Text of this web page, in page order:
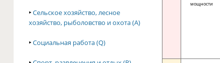
‣Сельское хозяйство, лесное
хозяйство, рыболовство и охота (A)
‣Социальная работа (Q)
мощности